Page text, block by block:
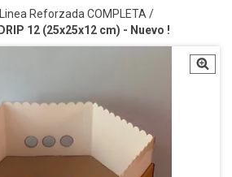
Linea Reforzada COMPLETA /
12 (25x25x12 cm) - Nuevo !